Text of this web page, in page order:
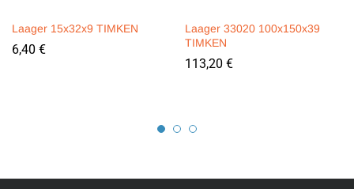
Laager 15x32x9 TIMKEN
6,40 €
Laager 33020 100x150x39
TIMKEN
113,20 €